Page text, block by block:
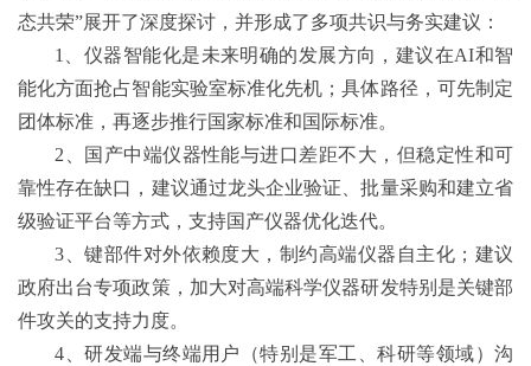
态共荣”展开了深度探讨，并形成了多项共识与务实建议：
1、仪器智能化是未来明确的发展方向，建议在AI和智
能化方面抢占智能实验室标准化先机；具体路径，可先制定
团体标准，再逐步推行国家标准和国际标准。
2、国产中端仪器性能与进口差距不大，但稳定性和可
靠性存在缺口，建议通过龙头企业验证、批量采购和建立省
级验证平台等方式，支持国产仪器优化迭代。
3、键部件对外依赖度大，制约高端仪器自主化；建议
政府出台专项政策，加大对高端科学仪器研发特别是关键部
件攻关的支持力度。
4、研发端与终端用户（特别是军工、科研等领域）沟